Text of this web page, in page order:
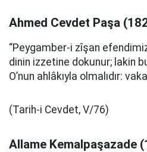
Ahmed Cevdet Paşa
“Peygamber-i zîşan
dinin izzetine dokunur; lakin
O’nun ahlâkıyla olmalıdır:
(Tarih-i Cevdet, V/76)
Allame Kemalpaşazade